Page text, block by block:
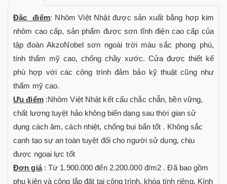
Đặc điểm: Nhôm Việt Nhật được sản xuất bằng hợp kim
nhôm cao cấp, sản phẩm được sơn tĩnh điện cao cấp của
tập đoàn AkzoNobel sơn ngoài trời màu sắc phong phú,
tính thẩm mỹ cao, chống chầy xước. Cửa được thiết kế
phù hợp với các công trình đảm bảo kỹ thuật cũng như
thẩm mỹ cao.
Ưu điểm:Nhôm Việt Nhật kết cấu chắc chẵn, bền vững,
chất lượng tuyệt hảo không biến dạng sau thời gian sử
dụng cách âm, cách nhiệt, chống bụi bẩn tốt . Không sắc
cạnh tạo sự an toàn tuyệt đối cho người sử dụng, chịu
được ngoại lực tốt
Đơn giá: Từ 1.900.000 đến 2.200.000 đ/m2 . Đã bao gồm
phụ kiện và công lắp đặt tại công trình, khóa tính riêng. Kính